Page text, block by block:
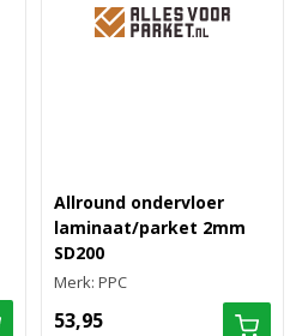
Allround ondervloer
laminaat/parket 2mm
SD200
Merk: PPC
53,95